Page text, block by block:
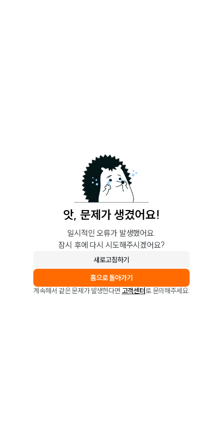
앗, 문제가 생겼어요!
일시적인 오류가 발생했어요.
잠시 후에 다시 시도해주시겠어요?
새로고침하기
홈으로 돌아가기
계속해서 같은 문제가 발생한다면 고객센터로 문의해주세요.